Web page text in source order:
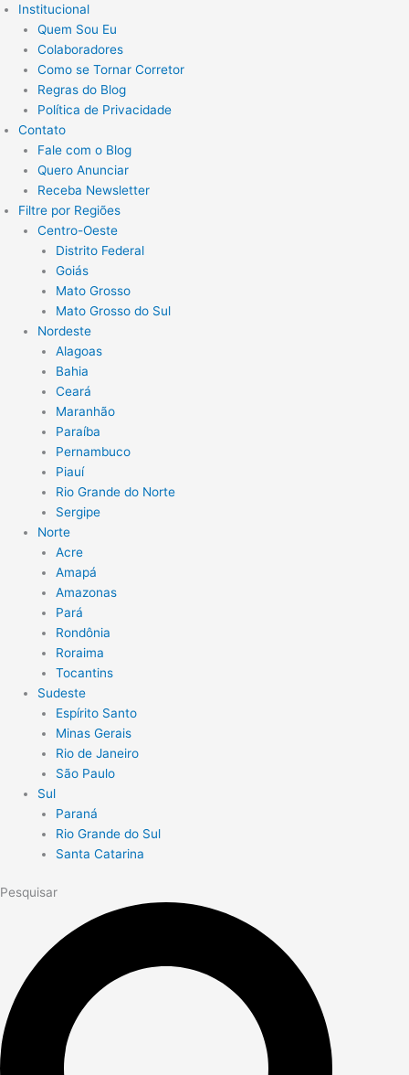
Institucional
Quem Sou Eu
Colaboradores
Como se Tornar Corretor
Regras do Blog
Política de Privacidade
Contato
Fale com o Blog
Quero Anunciar
Receba Newsletter
Filtre por Regiões
Centro-Oeste
Distrito Federal
Goiás
Mato Grosso
Mato Grosso do Sul
Nordeste
Alagoas
Bahia
Ceará
Maranhão
Paraíba
Pernambuco
Piauí
Rio Grande do Norte
Sergipe
Norte
Acre
Amapá
Amazonas
Pará
Rondônia
Roraima
Tocantins
Sudeste
Espírito Santo
Minas Gerais
Rio de Janeiro
São Paulo
Sul
Paraná
Rio Grande do Sul
Santa Catarina
Pesquisar